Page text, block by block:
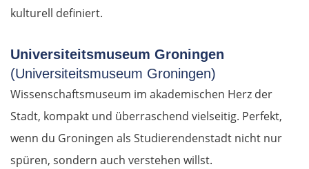
kulturell definiert.
Universiteitsmuseum Groningen
(Universiteitsmuseum Groningen)
Wissenschaftsmuseum im akademischen Herz der
Stadt, kompakt und überraschend vielseitig. Perfekt,
wenn du Groningen als Studierendenstadt nicht nur
spüren, sondern auch verstehen willst.
Polen
Suwałki
Ełk